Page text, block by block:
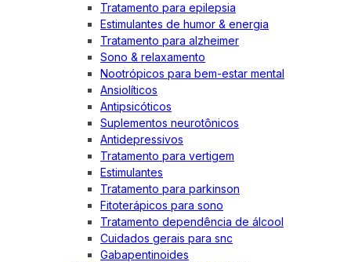
Tratamento para epilepsia
Estimulantes de humor & energia
Tratamento para alzheimer
Sono & relaxamento
Nootrópicos para bem-estar mental
Ansiolíticos
Antipsicóticos
Suplementos neurotônicos
Antidepressivos
Tratamento para vertigem
Estimulantes
Tratamento para parkinson
Fitoterápicos para sono
Tratamento dependência de álcool
Cuidados gerais para snc
Gabapentinoides